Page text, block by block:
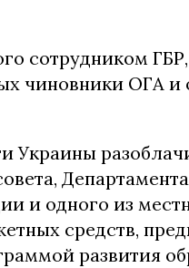
сотрудником
чиновники ОГА и
Украины
и одного из
средств,
развития